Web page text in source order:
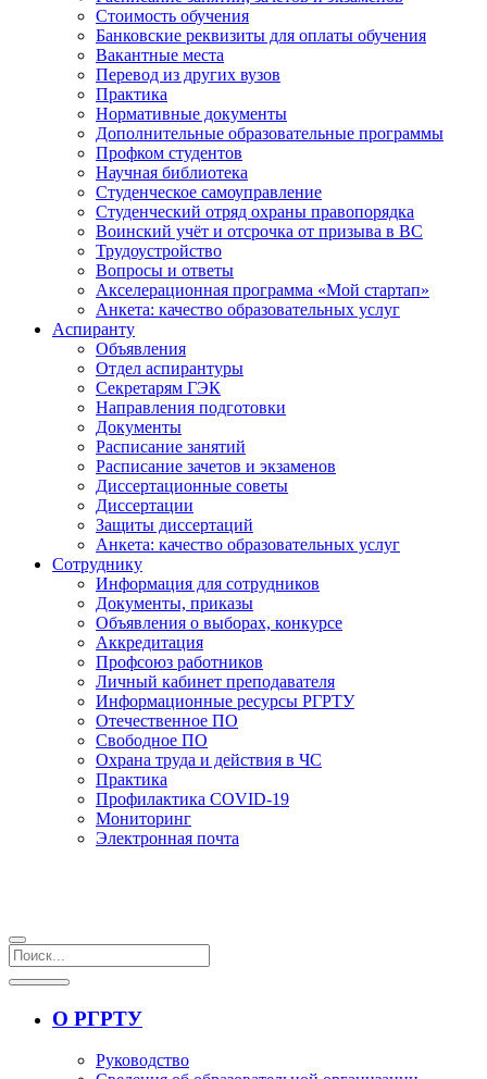
Стоимость обучения
Банковские реквизиты для оплаты обучения
Вакантные места
Перевод из других вузов
Практика
Нормативные документы
Дополнительные образовательные программы
Профком студентов
Научная библиотека
Студенческое самоуправление
Студенческий отряд охраны правопорядка
Воинский учёт и отсрочка от призыва в ВС
Трудоустройство
Вопросы и ответы
Акселерационная программа «Мой стартап»
Анкета: качество образовательных услуг
Аспиранту
Объявления
Отдел аспирантуры
Секретарям ГЭК
Направления подготовки
Документы
Расписание занятий
Расписание зачетов и экзаменов
Диссертационные советы
Диссертации
Защиты диссертаций
Анкета: качество образовательных услуг
Сотруднику
Информация для сотрудников
Документы, приказы
Объявления о выборах, конкурсе
Аккредитация
Профсоюз работников
Личный кабинет преподавателя
Информационные ресурсы РГРТУ
Отечественное ПО
Свободное ПО
Охрана труда и действия в ЧС
Практика
Профилактика COVID-19
Мониторинг
Электронная почта
О РГРТУ
Руководство